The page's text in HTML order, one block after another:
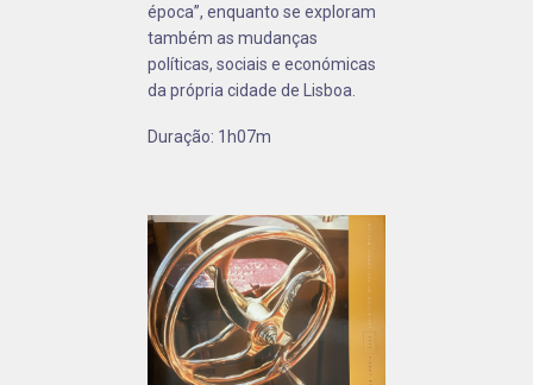
época”, enquanto se exploram
também as mudanças
políticas, sociais e económicas
da própria cidade de Lisboa.
Duração: 1h07m